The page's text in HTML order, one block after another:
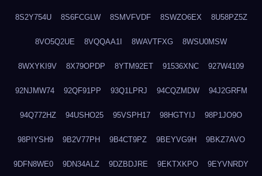
8S2Y754U 8S6FCGLW 8SMVFVDF 8SWZO6EX 8U58PZ5Z
8VO5Q2UE 8VQQAA1I 8WAVTFXG 8WSU0MSW
8WXYKI9V 8X79OPDP 8YTM92ET 91536XNC 927W4109
92NJMW74 92QF91PP 93Q1LPRJ 94CQZMDW 94J2GRFM
94Q772HZ 94USHO25 95VSPH17 98HGTYIJ 98P1JO9O
98PIYSH9 9B2V77PH 9B4CT9PZ 9BEYVG9H 9BKZ7AVO
9DFN8WE0 9DN34ALZ 9DZBDJRE 9EKTXKPO 9EYVNRDY